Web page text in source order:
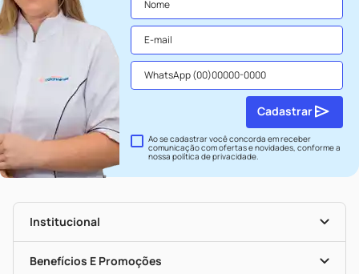
Ao se cadastrar você concorda em receber
comunicação com ofertas e novidades, conforme a
nossapolítica de privacidade.
Cadastrar
Institucional
História
Nossas Lojas
Benefícios E Promoções